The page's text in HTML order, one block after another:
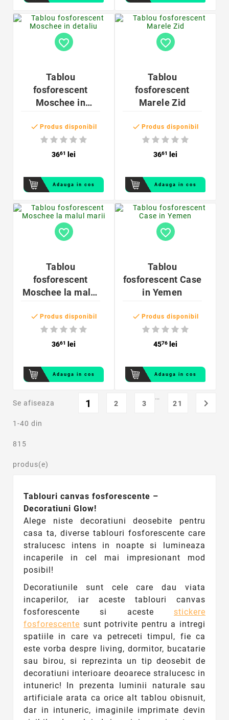
favorite_border
Tablou
fosforescent
Moschee in
 Produs disponibil
3661 lei
Adauga in cos
favorite_border
Tablou
fosforescent
Marele Zid
 Produs disponibil
3661 lei
Adauga in cos
favorite_border
Tablou
fosforescent
Moschee la malul
 Produs disponibil
3661 lei
Adauga in cos
favorite_border
Tablou
fosforescent Case
in Yemen
 Produs disponibil
4576 lei
Adauga in cos
Se afiseaza
1-40 din
815
produs(e)
1 2 3
…
21

Tablouri canvas fosforescente –
Decoratiuni Glow!
Alege niste decoratiuni deosebite pentru
casa ta, diverse tablouri fosforescente care
stralucesc intens in noapte si lumineaza
incaperile in cel mai impresionant mod
posibil!
Decoratiunile sunt cele care dau viata
incaperilor, iar aceste tablouri canvas
fosforescente si aceste stickere
fosforescente sunt potrivite pentru a intregi
spatiile in care va petreceti timpul, fie ca
este vorba despre living, dormitor, bucatarie
sau birou, si reprezinta un tip deosebit de
decoratiuni interioare deoarece stralucesc in
intuneric! In prezenta luminii naturale sau
artificiale arata ca orice alt tablou obisnuit,
dar in intuneric, imaginile imprimate devin